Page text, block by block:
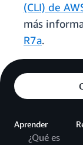
(CLI) de
más
R7a.
Aprender
¿Qué es